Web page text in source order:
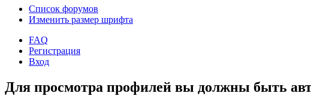
Список форумов
Изменить размер шрифта
FAQ
Регистрация
Вход
Для просмотра профилей вы должны быть